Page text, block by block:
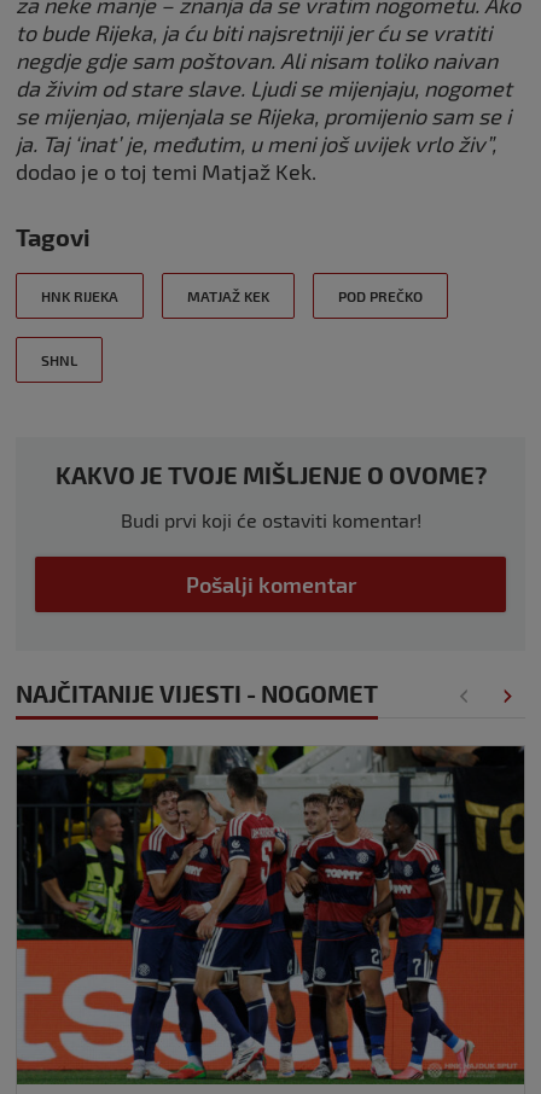
to bude Rijeka, ja ću biti najsretniji jer ću se vratiti
negdje gdje sam poštovan. Ali nisam toliko naivan
da živim od stare slave. Ljudi se mijenjaju, nogomet
se mijenjao, mijenjala se Rijeka, promijenio sam se i
ja. Taj ‘inat’ je, međutim, u meni još uvijek vrlo živ”,
dodao je o toj temi Matjaž Kek.
Tagovi
HNK RIJEKA MATJAŽ KEK POD PREČKO
SHNL
KAKVO JE TVOJE MIŠLJENJE O OVOME?
Budi prvi koji će ostaviti komentar!
Pošalji komentar
NAJČITANIJE VIJESTI - NOGOMET